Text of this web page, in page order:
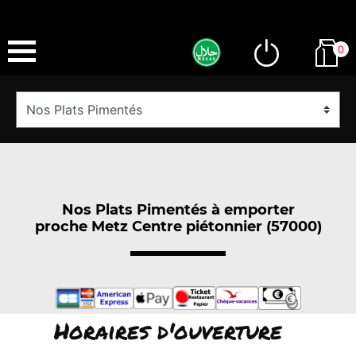
0
Nos Plats Pimentés à emporter
proche Metz Centre piétonnier (57000)
Horaires d'ouverture